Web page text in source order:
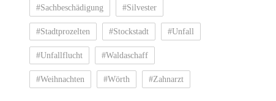
#Sachbeschädigung #Silvester
#Stadtprozelten #Stockstadt #Unfall
#Unfallflucht #Waldaschaff
#Weihnachten #Wörth #Zahnarzt